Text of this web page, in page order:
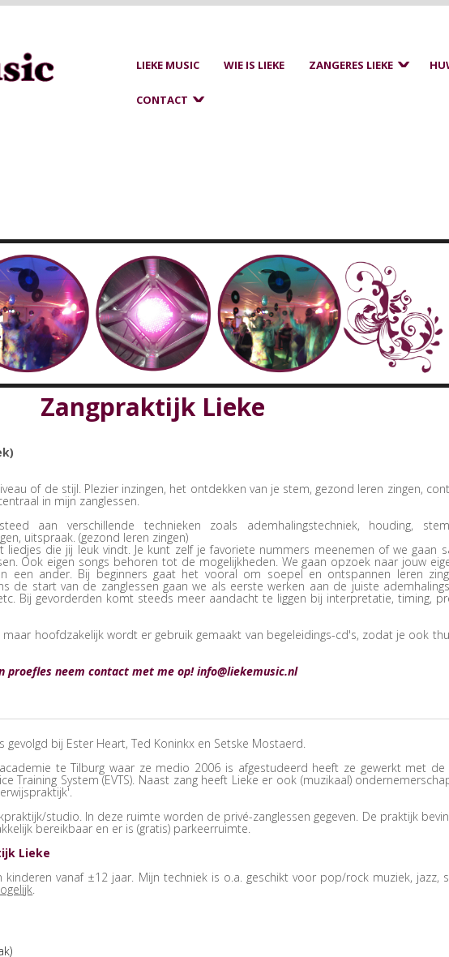
LIEKE MUSIC WIE IS LIEKE ZANGERES LIEKE
CONTACT
Zangpraktijk Lieke
of de stijl. Plezier inzingen, het ontdekken van je stem, gezond leren zingen,
in mijn zanglessen.
aan verschillende technieken zoals ademhalingstechniek, houding,
uitspraak. (gezond leren zingen)
liedjes die jij leuk vindt. Je kunt zelf je favoriete nummers meenemen of we gaan
Ook eigen songs behoren tot de mogelijkheden. We gaan opzoek naar jouw
een ander. Bij beginners gaat het vooral om soepel en ontspannen leren
de start van de zanglessen gaan we als eerste werken aan de juiste
Bij gevorderden komt steeds meer aandacht te liggen bij interpretatie, timing,
hoofdzakelijk wordt er gebruik gemaakt van begeleidings-cd's, zodat je ook
proefles neem contact metme op! info@liekemusic.nl
bij Ester Heart, Ted Koninkx en Setske Mostaerd.
te Tilburg waar ze medio 2006 is afgestudeerd heeft ze gewerkt met de
Training System (EVTS). Naast zang heeft Lieke er ook (muzikaal)
studio. In deze ruimte worden de privé-zanglessen gegeven. De praktijk
bereikbaar en er is (gratis) parkeerruimte.
Lieke
kinderen vanaf ±12 jaar. Mijn techniek is o.a. geschikt voor pop/rock muziek, jazz,